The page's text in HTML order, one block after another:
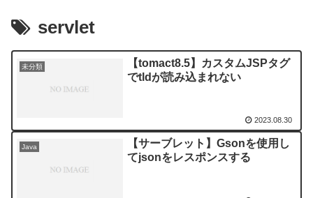
servlet
未分類
【tomact8.5】カスタムJSPタグ
でtldが読み込まれない
2023.08.30
Java
【サーブレット】Gsonを使用し
てjsonをレスポンスする